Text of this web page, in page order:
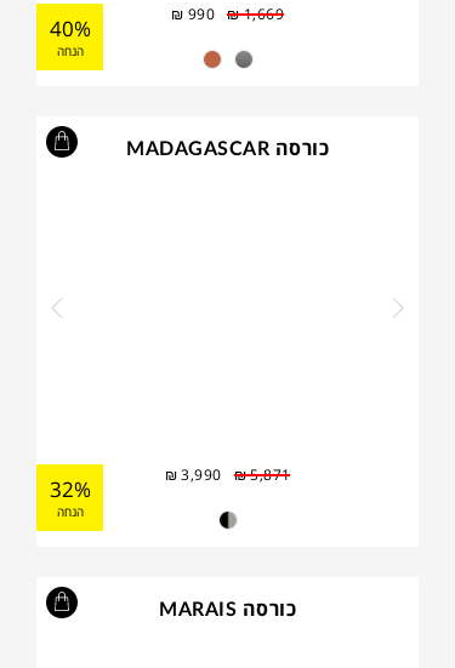
₪1,669
₪ 990
40%
הנחה
כורסה MADAGASCAR
₪5,871
₪3,990
32%
הנחה
כורסה MARAIS